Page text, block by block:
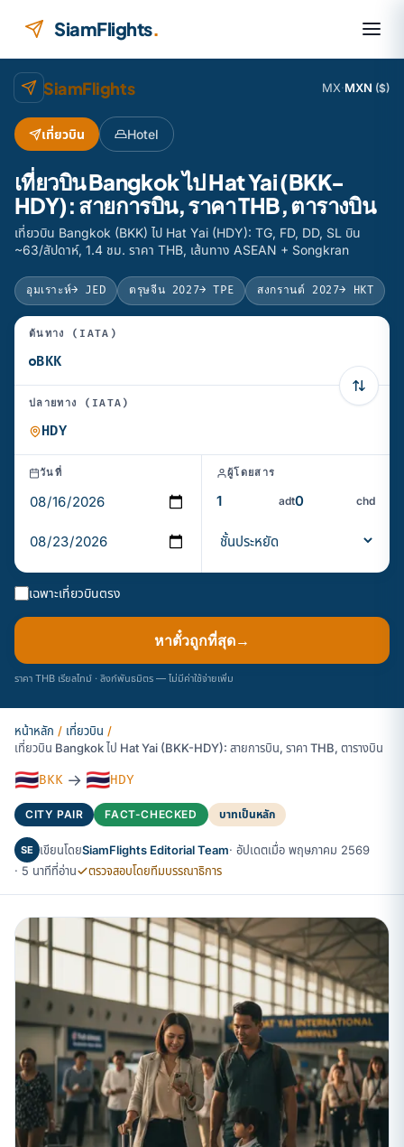
SiamFlights.
SiamFlights MX·MXN ($)
เที่ยวบิน Hotel
เที่ยวบิน Bangkok ไป Hat Yai (BKK-
HDY): สายการบิน, ราคา THB, ตารางบิน
เที่ยวบิน Bangkok (BKK) ไป Hat Yai (HDY): TG, FD, DD, SL บิน
~63/สัปดาห์, 1.4 ชม. ราคา THB, เส้นทาง ASEAN + Songkran
อุมเราะห์→ JED ตรุษจีน 2027→ TPE สงกรานต์ 2027→ HKT
ต้นทาง (IATA)
ปลายทาง (IATA)
วันที่ ผู้โดยสาร
adt chd
เฉพาะเที่ยวบินตรง
หาตั๋วถูกที่สุด→
ราคา THB เรียลไทม์ · ลิงก์พันธมิตร — ไม่มีค่าใช้จ่ายเพิ่ม
หน้าหลัก / เที่ยวบิน /
เที่ยวบิน Bangkok ไป Hat Yai (BKK-HDY): สายการบิน, ราคา THB, ตารางบิน
🇹🇭BKK → 🇹🇭HDY
CITY PAIR FACT-CHECKED บาทเป็นหลัก
SE เขียนโดยSiamFlights Editorial Team· อัปเดตเมื่อ พฤษภาคม 2569
· 5 นาทีที่อ่าน
ตรวจสอบโดยทีมบรรณาธิการ